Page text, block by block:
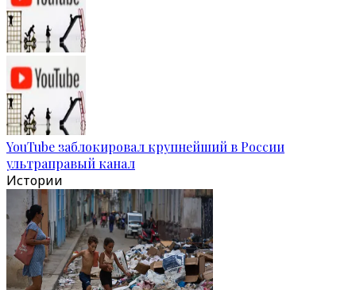
YouTube заблокировал крупнейший в России
ультраправый канал
Истории